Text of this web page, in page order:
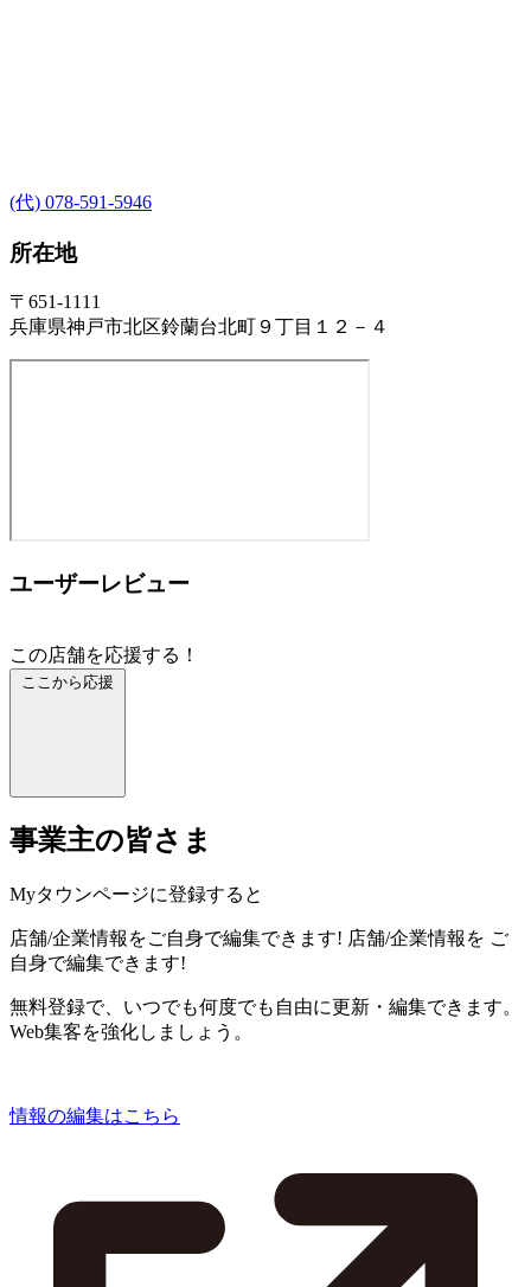
(代) 078-591-5946
所在地
〒651-1111
兵庫県神戸市北区鈴蘭台北町９丁目１２－４
ユーザーレビュー
この店舗を応援する！
ここから応援
事業主の皆さま
Myタウンページに登録すると
店舗/企業情報をご自身で編集できます! 店舗/企業情報を ご
自身で編集できます!
無料登録で、いつでも何度でも自由に更新・編集できます。
Web集客を強化しましょう。
情報の編集はこちら